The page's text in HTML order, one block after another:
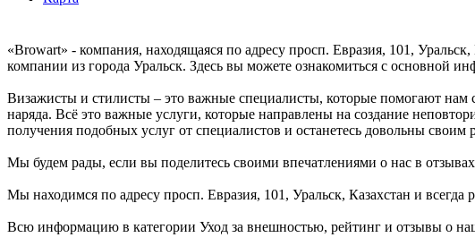
«Browart» - компания, находящаяся по адресу просп. Евразия, 101,
компании из города Уральск. Здесь вы можете ознакомиться с основной
Визажисты и стилисты – это важные специалисты, которые помогают нам
наряда. Всё это важные услуги, которые направлены на создание
получения подобных услуг от специалистов и останетесь довольны своим
Мы будем рады, если вы поделитесь своими впечатлениями о нас в
Мы находимся по адресу просп. Евразия, 101, Уральск, Казахстан и всегда
Всю информацию в категории Уход за внешностью, рейтинг и отзывы о